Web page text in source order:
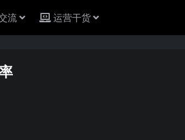
流 运营干货